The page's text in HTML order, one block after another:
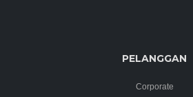
PELANGGAN
Corporate